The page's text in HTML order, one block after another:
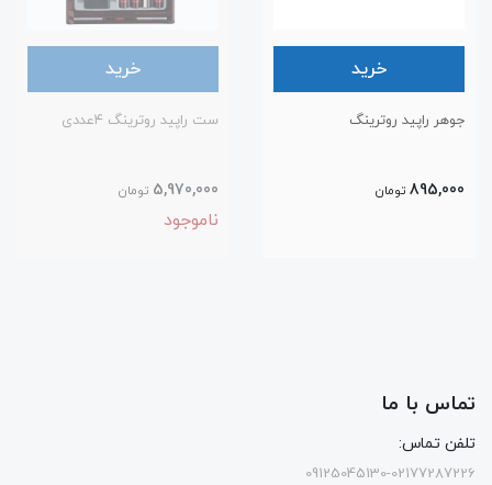
خرید
جوهر راپید روترینگ
895,000 تومان
خرید
ست راپید روترینگ ۴عددی
5,970,000 تومان
ناموجود
تماس با ما
تلفن تماس:
09125045130-02177287226